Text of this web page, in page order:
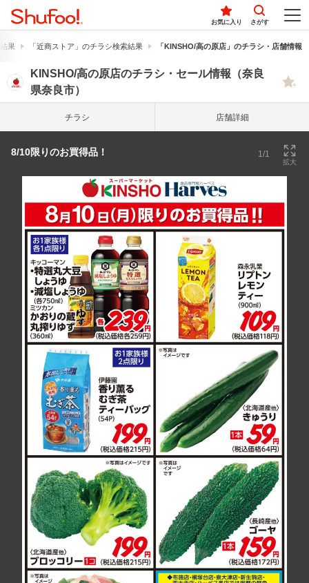
お気に入り さがす
果 「近商ストア」のチラシ検索結果 「KINSHO/高の原店」のチラシ・店舗情報
KINSHO/高の原店のチラシ・セール情報（奈良
県奈良市）
チラシ 店舗詳細
8/10限りのお買得品！ 1/1
拡大